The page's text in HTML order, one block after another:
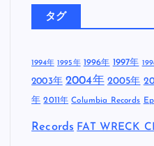
タグ
1994年 1995年 1996年 1997年
2003年 2004年 2005年
年 2011年 Columbia Records
Records FAT WRECK